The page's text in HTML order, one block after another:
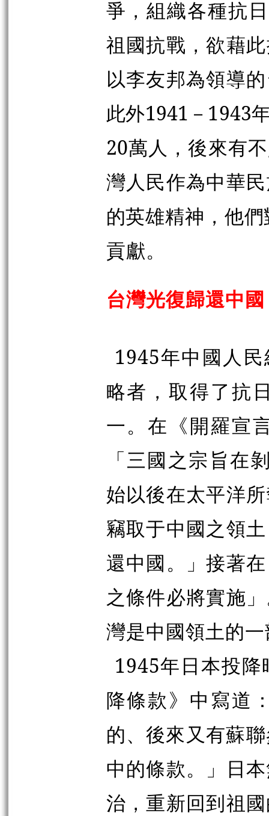
爭，組織各種抗
祖國抗戰，欲藉
以李友邦為領導
此外1941－1943
20萬人，後來有
灣人民作為中華
的英雄精神，他
貢獻。
台灣光復歸還中國
1945年中國人
略者，取得了抗
一。在《開羅宣
「三國之宗旨在
始以後在太平洋
竊取于中國之領
還中國。」接著
之條件必將實施
灣是中國領土的
1945年日本投
降條款》中寫道
的、後來又有蘇
中的條款。」日
治，重新回到祖